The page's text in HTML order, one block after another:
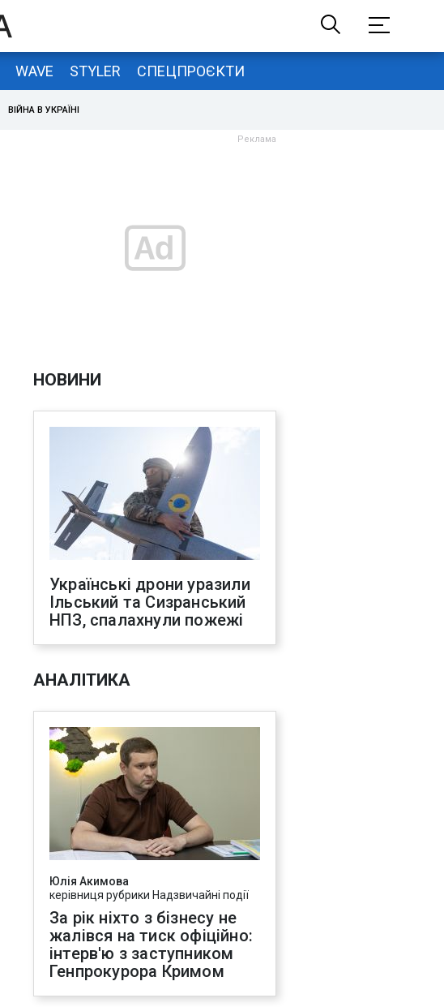
WAVE STYLER СПЕЦПРОЄКТИ
ВІЙНА В УКРАЇНІ
НОВИНИ
Українські дрони уразили
Ільський та Сизранський
НПЗ, спалахнули пожежі
АНАЛІТИКА
Юлія Акимова
керівниця рубрики Надзвичайні події
За рік ніхто з бізнесу не
жалівся на тиск офіційно:
інтерв'ю з заступником
Генпрокурора Кримом